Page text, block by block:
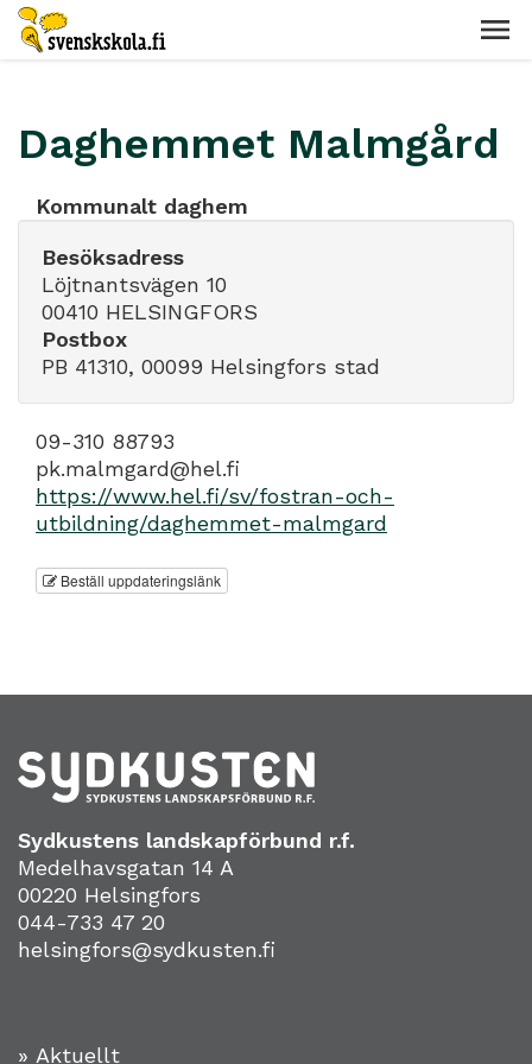
Daghemmet Malmgård
Kommunalt daghem
Besöksadress
Löjtnantsvägen 10
00410 HELSINGFORS
Postbox
PB 41310, 00099 Helsingfors stad
09-310 88793
pk.malmgard@hel.fi
https://www.hel.fi/sv/fostran-och-
utbildning/daghemmet-malmgard
Beställ uppdateringslänk
Sydkustens landskapförbund r.f.
Medelhavsgatan 14 A
00220 Helsingfors
044-733 47 20
helsingfors@sydkusten.fi
» Aktuellt